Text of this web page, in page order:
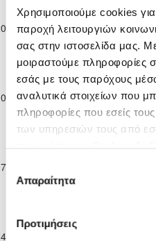
Χρησιμοποιούμε cookies
παροχή λειτουργιών
σας στην ιστοσελίδα μας.
μοιραστούμε πληροφορίες
εσάς με τους παρόχους
αναλυτικά στοιχείων που
πληροφορίες που εσείς
των υπηρεσιών τους από
Επιλογή
συγκατάθεσης
Απαραίτητα
Προτιμήσεις
12-2025
Κατηγορία
Παίδων
Κ-16
2025/26
ΑΕΛ
01-2026
Ανώτατη
Κατηγορία
Παίδων
Κ-16
2025/26
01-2026
Ανώτατη
Κ-16
01-2026
Κατηγορία